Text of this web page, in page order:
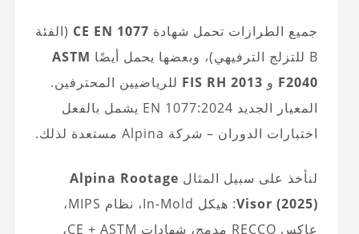
جميع الطرازات تحمل شهادة CE EN 1077 (الفئة
B للتزلج الترفيهي)، وبعضها يحمل أيضًا
ASTM
F2040 و FIS RH 2013 للرياضيين المحترفين.
المعيار الجديد EN 1077:2024 يشمل بالفعل
اختبارات الدوران – شركة Alpina مستعدة لذلك.
لنأخذ على سبيل المثال Alpina Rootage
Visor (2025)
: هيكل In-Mold، نظام MIPS،
عاكس RECCO مدمج، شهادات CE + ASTM،